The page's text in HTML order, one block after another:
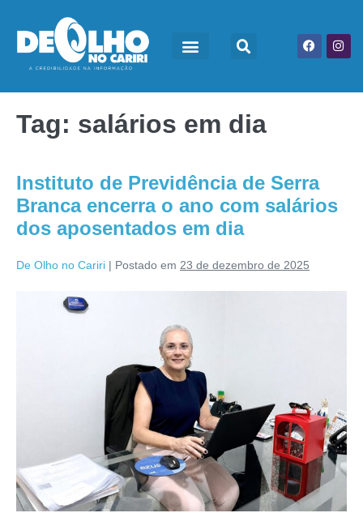
Tag: salários em dia
Instituto de Previdência de Serra
Branca encerra o ano com salários
dos aposentados em dia
De Olho no Cariri | Postado em 23 de dezembro de 2025